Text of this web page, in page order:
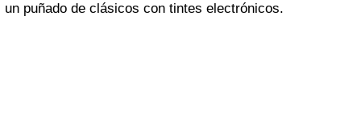
un puñado de clásicos con tintes electrónicos.